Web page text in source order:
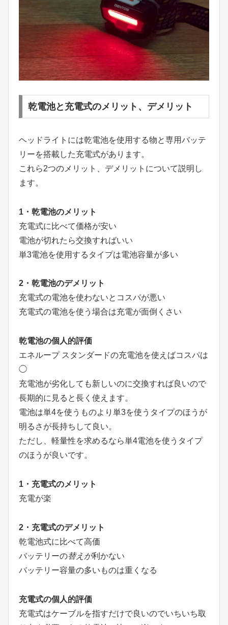
乾電池と充電式のメリット、デメリット
ヘッドライトには乾電池を使用する物と専用バッテ
リーを搭載した充電式があります。
これら2つのメリット、デメリットについて説明し
ます。
1・乾電池のメリット
充電式に比べて価格が安い
電池が切れたら交換すればいい
単3電池を使用するタイプは電池容量が多い
2・乾電池のデメリット
充電式の電池を使わないとコスパが悪い
充電式の電池を使う場合は充電が面倒くさい
乾電池の個人的評価
エネループ スタンダードの充電池を使えばコスパは
◯
充電池が劣化しても新しいのに交換すれば良いので
長期的に見ると長く使えます。
電池は単4を使うものより単3を使うタイプのほうが
明るさが長持ちして良い。
ただし、軽量性を求めるなら単4電池を使うタイプ
のほうが良いです。
1・充電式のメリット
充電が楽
2・充電式のデメリット
乾電池式に比べて高価
バッテリーの替えが利かない
バッテリー容量の多いものは重くなる
充電式の個人的評価
充電式はケーブルを指すだけで良いのでいちいち取